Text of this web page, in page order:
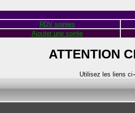
RDV soirées
Ajouter une soirée
ATTENTION
Utilisez les liens